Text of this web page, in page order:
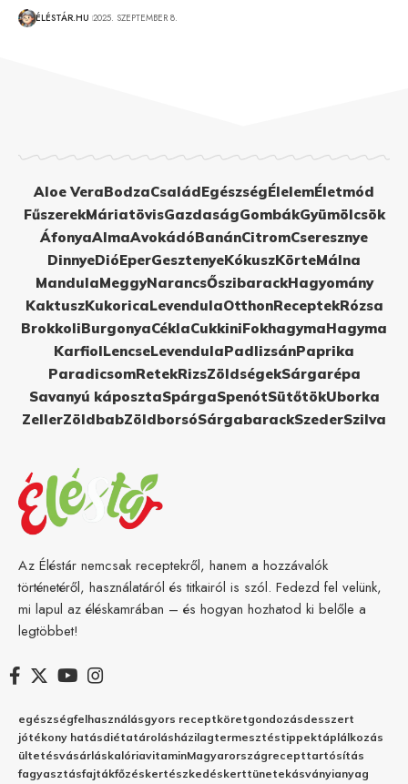
ÉLÉSTÁR.HU 2025. SZEPTEMBER 8.
Aloe VeraBodzaCsaládEgészségÉlelemÉletmód
FűszerekMáriatövisGazdaságGombákGyümölcsök
ÁfonyaAlmaAvokádóBanánCitromCseresznye
DinnyeDióEperGesztenyeKókuszKörteMálna
MandulaMeggyNarancsŐszibarackHagyomány
KaktuszKukoricaLevendulaOtthonReceptekRózsa
BrokkoliBurgonyaCéklaCukkiniFokhagymaHagyma
KarfiolLencseLevendulaPadlizsánPaprika
ParadicsomRetekRizsZöldségekSárgarépa
Savanyú káposztaSpárgaSpenótSütőtökUborka
ZellerZöldbabZöldborsóSárgabarackSzederSzilva
Az Éléstár nemcsak receptekről, hanem a hozzávalók
történetéről, használatáról és titkairól is szól. Fedezd fel velünk,
mi lapul az éléskamrában – és hogyan hozhatod ki belőle a
legtöbbet!
egészségfelhasználásgyors receptköretgondozásdesszert
jótékony hatásdiétatárolásházilagtermesztéstippektáplálkozás
ültetésvásárláskalóriavitaminMagyarországrecepttartósítás
fagyasztásfajtákfőzéskertészkedéskerttünetekásványianyag